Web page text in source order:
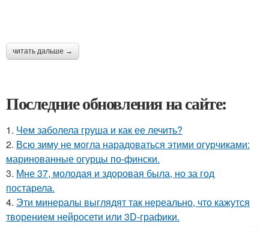
читать дальше →
Последние обновления на сайте:
1. Чем заболела груша и как ее лечить?
2. Всю зиму не могла нарадоваться этими огурчиками:
маринованные огурцы по-фински.
3. Мне 37, молодая и здоровая была, но за год
постарела.
4. Эти минералы выглядят так нереально, что кажутся
творением нейросети или 3D-графики.